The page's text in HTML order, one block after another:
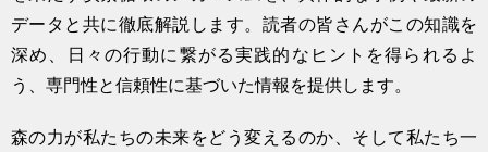
データと共に徹底解説します。読者の皆さんがこの知識を
深め、日々の行動に繋がる実践的なヒントを得られるよ
う、専門性と信頼性に基づいた情報を提供します。
森の力が私たちの未来をどう変えるのか、そして私たち一